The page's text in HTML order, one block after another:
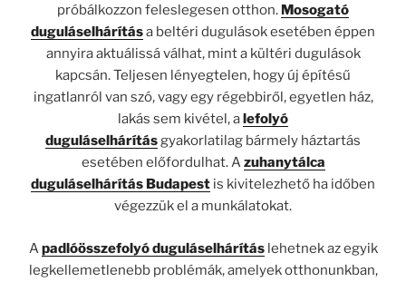
próbálkozzon feleslegesen otthon. Mosogató
duguláselhárítása beltéri dugulások esetében éppen
annyira aktuálissá válhat, mint a kültéri dugulások
kapcsán. Teljesen lényegtelen, hogy új építésű
ingatlanról van szó, vagy egy régebbiről, egyetlen ház,
lakás sem kivétel, alefolyó
duguláselhárításgyakorlatilag bármely háztartás
esetében előfordulhat. Azuhanytálca
duguláselhárítás Budapest is kivitelezhető ha időben
végezzük el a munkálatokat.
Apadlóösszefolyó duguláselhárításlehetnek az egyik
legkellemetlenebb problémák, amelyek otthonunkban,